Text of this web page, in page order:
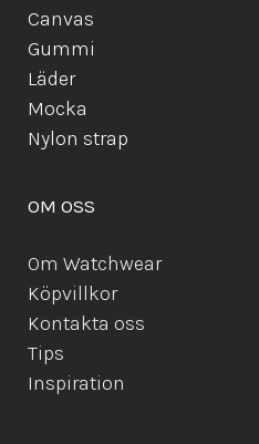
Canvas
Gummi
Läder
Mocka
Nylon strap
OM OSS
Om Watchwear
Köpvillkor
Kontakta oss
Tips
Inspiration